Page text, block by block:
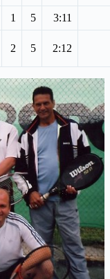
1 5 3:11
2 5 2:12